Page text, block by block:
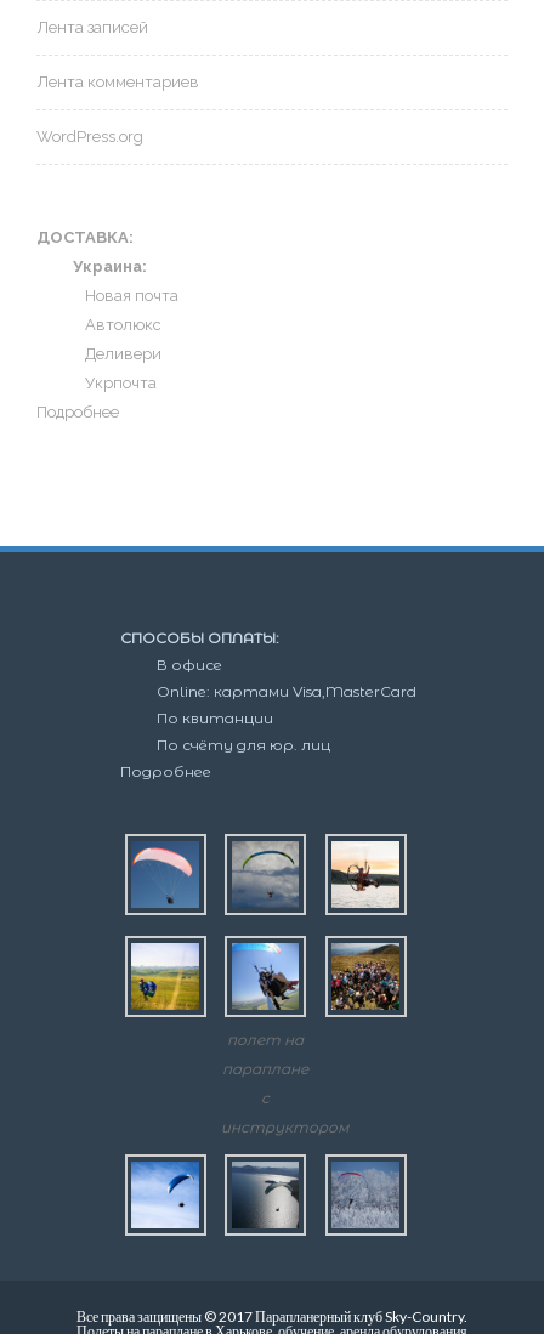
Лента записей
Лента комментариев
WordPress.org
ДОСТАВКА:
Украина:
Новая почта
Автолюкс
Деливери
Укрпочта
Подробнее
СПОСОБЫ ОПЛАТЫ:
В офисе
Online: картами Visa,MasterCard
По квитанции
По счёту для юр. лиц
Подробнее
полет на
параплане
с
инструктором
Все права защищены © 2017 Парапланерный клуб Sky-Country.